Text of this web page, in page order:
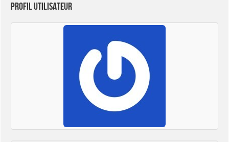
Profil utilisateur